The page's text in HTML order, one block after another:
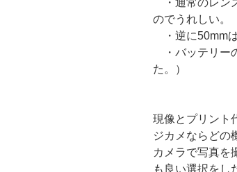
・通常のレン
のでうれしい。
・逆に50mm
・バッテリー
た。）
現像とプリント
ジカメならどの
カメラで写真を
も良い選択をし